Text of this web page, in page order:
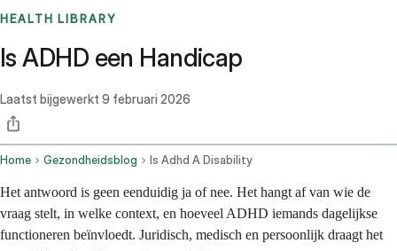
HEALTH LIBRARY
Is ADHD een Handicap
Laatst bijgewerkt 9 februari 2026
Home Gezondheidsblog Is Adhd A Disability
Het antwoord is geen eenduidig ja of nee. Het hangt af van wie de
vraag stelt, in welke context, en hoeveel ADHD iemands dagelijkse
functioneren beïnvloedt. Juridisch, medisch en persoonlijk draagt het